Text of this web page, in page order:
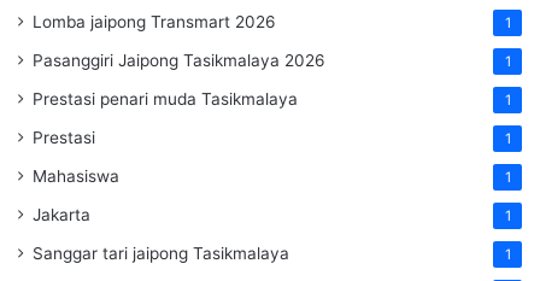
Lomba jaipong Transmart 2026 1
Pasanggiri Jaipong Tasikmalaya 2026 1
Prestasi penari muda Tasikmalaya 1
Prestasi 1
Mahasiswa 1
Jakarta 1
Sanggar tari jaipong Tasikmalaya 1